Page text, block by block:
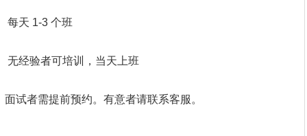
每天 1-3 个班
无经验者可培训，当天上班
面试者需提前预约。有意者请联系客服。